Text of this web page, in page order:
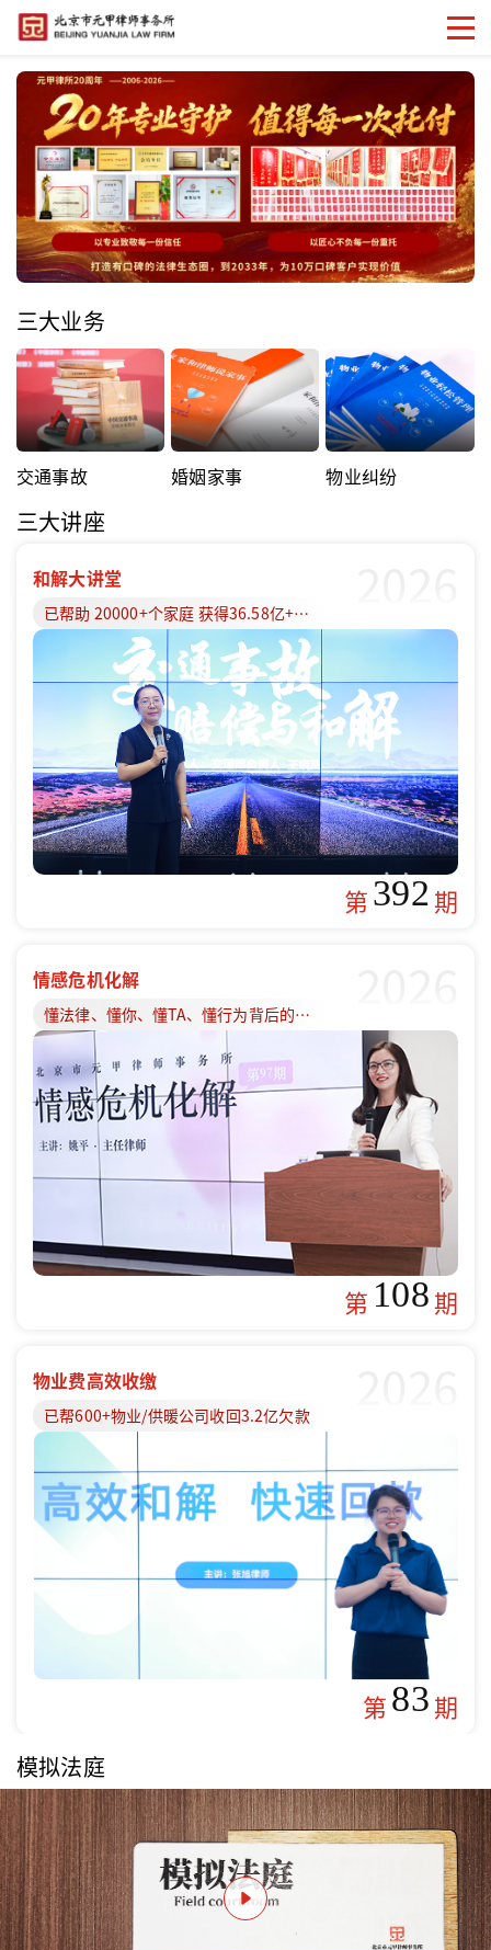
三大业务
交通事故 婚姻家事 物业纠纷
三大讲座
和解大讲堂
已帮助 20000+个家庭 获得36.58亿+赔偿款
第392期
情感危机化解
懂法律、懂你、懂TA、懂行为背后的原因
第 108期
物业费高效收缴
已帮600+物业/供暖公司收回3.2亿欠款
第83期
模拟法庭